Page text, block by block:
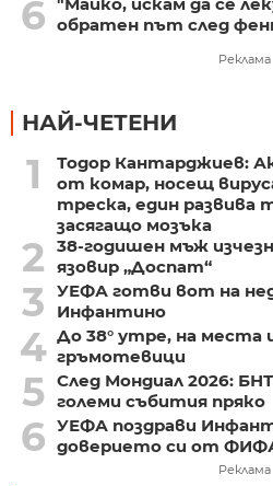
6 обратен път след
Реклама
НАЙ-ЧЕТЕНИ
1
Тодор Кантарджиев:
от комар, носещ
треска, един развива
засягащо мозъка
2
38-годишен мъж
язовир „Доспат“
3
УЕФА готви вот на
Инфантино
4 До 38° утре, на места
гръмотевици
5 След Мондиал 2026:
големи събития пряко
6 УЕФА поздрави
доверието си от
Реклама